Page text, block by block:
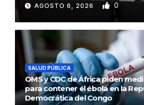
AGOSTO 6, 2026 0
SALUD PÚBLICA
OMS y CDC de África piden
para contener el ébola en la
Democrática del Congo